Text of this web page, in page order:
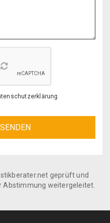
.
geprüft und
Abstimmung weitergeleitet.